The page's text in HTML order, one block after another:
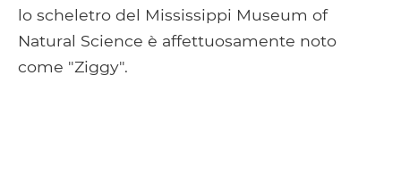
lo scheletro del Mississippi Museum of
Natural Science è affettuosamente noto
come "Ziggy".